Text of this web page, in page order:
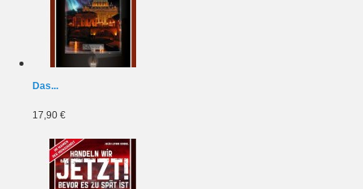
Das...
17,90 €